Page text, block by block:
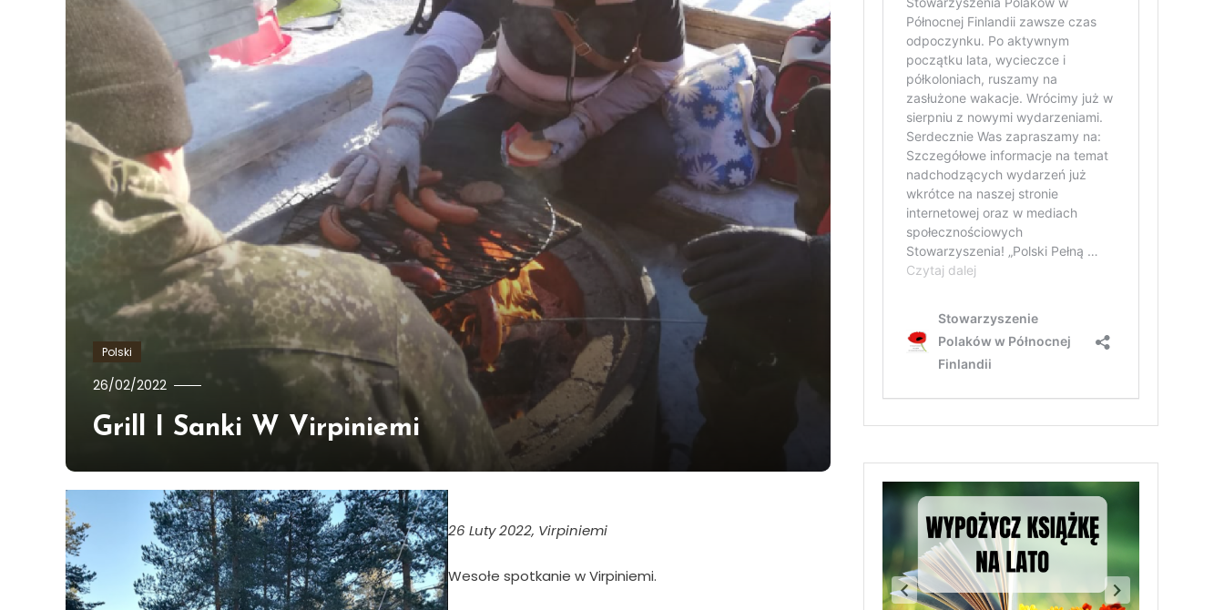
Polski
26/02/2022
Grill I Sanki W Virpiniemi
26 Luty 2022, Virpiniemi
Wesołe spotkanie w Virpiniemi.